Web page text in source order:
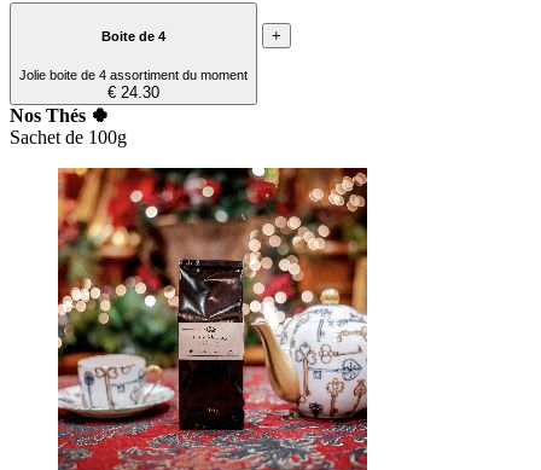
Boite de 4
Jolie boite de 4 assortiment du moment
€ 24.30
+
Nos Thés 🍀
Sachet de 100g